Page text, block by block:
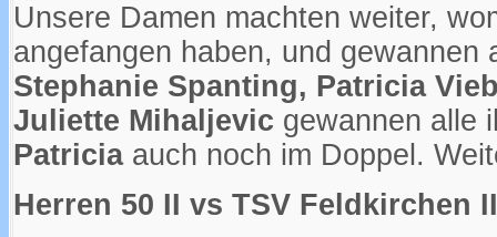
Unsere Damen machten weiter,
angefangen haben, und gewannen
Stephanie Spanting, Patricia
Juliette Mihaljevic gewannen alle
Patriciaauch noch im Doppel.
Herren 50 II vs TSV Feldkirchen